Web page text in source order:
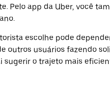
Pelo app da Uber, você
escolhe pode
outros usuários fazendo
sugerir o trajeto mais